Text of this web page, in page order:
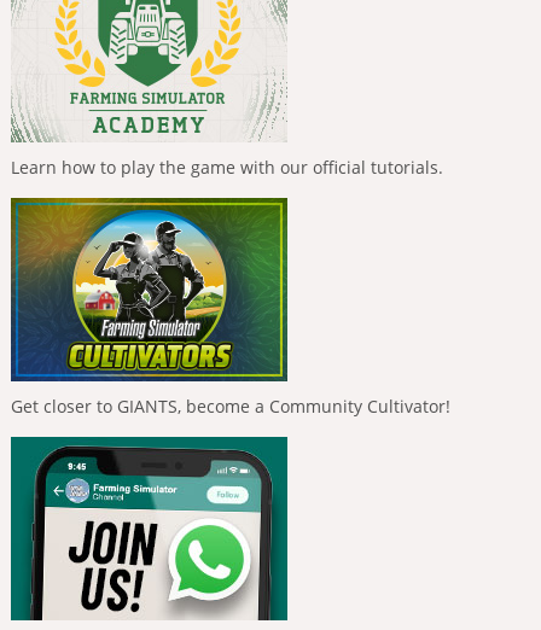
Learn how to play the game with our official tutorials.
Get closer to GIANTS, become a Community Cultivator!